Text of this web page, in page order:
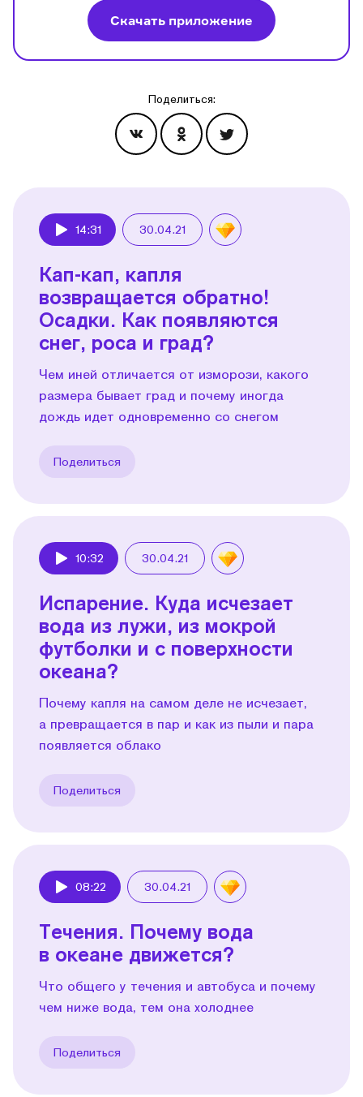
Скачать приложение
Поделиться:
14:31 30.04.21
Кап-кап, капля
возвращается обратно!
Осадки. Как появляются
снег, роса и град?
Чем иней отличается от изморози, какого
размера бывает град и почему иногда
дождь идет одновременно со снегом
Поделиться
10:32 30.04.21
Испарение. Куда исчезает
вода из лужи, из мокрой
футболки и с поверхности
океана?
Почему капля на самом деле не исчезает,
а превращается в пар и как из пыли и пара
появляется облако
Поделиться
08:22 30.04.21
Течения. Почему вода
в океане движется?
Что общего у течения и автобуса и почему
чем ниже вода, тем она холоднее
Поделиться